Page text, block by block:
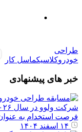
طراحی
خودروکلاسیکماسل کار
خبر های پیشنهادی
فرصت استخدام به